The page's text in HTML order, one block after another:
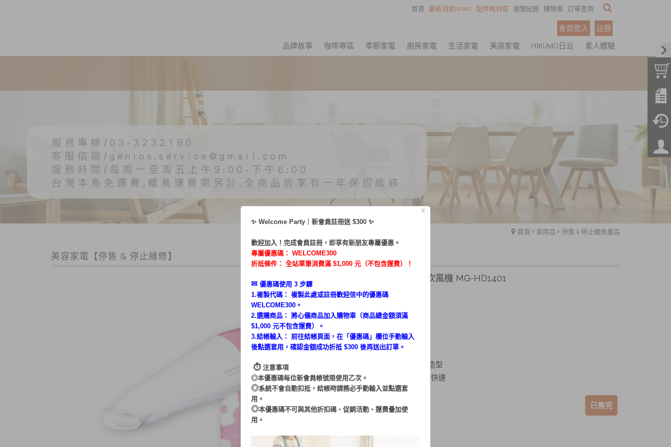
首頁 最新消息NEWS 配件耗材區 瀏覽紀錄 購物車 訂單查詢
會員登入
註冊
品牌故事
咖啡專區 季節家電 廚房家電 生活家電 美容家電 HIKUMO日云 素人體驗
首頁 家用品 停售 & 停止維修產品
美容家電【停售 & 停止維修】
負離子護髮保濕快乾吹風機 MG-HD1401
售價 $1,480
特惠價$ 1,480
登入後更便宜
Hair Care 護髮定溫不過熱
瞬間冷風裝置，作出完美造型
Turbo大風量，吹乾頭髮更快速
已售完
X
✨ Welcome Party｜新會員註冊送 $300 ✨
歡迎加入！完成會員註冊，即享有新朋友專屬優惠。
專屬優惠碼： WELCOME300
折抵條件： 全站單筆消費滿 $1,000 元（不包含運費）！
✉︎ 優惠碼使用 3 步驟
1.複製代碼： 複製此處或註冊歡迎信中的優惠碼
WELCOME300。
2.選購商品： 將心儀商品加入購物車（商品總金額須滿
$1,000 元不包含運費）。
3.結帳輸入： 前往結帳頁面，在「 優惠碼 」欄位手動輸入
後點選套用，確認金額成功折抵 $300 後再送出訂單。
⏱︎ 注意事項
◎本優惠碼每位新會員帳號限使用乙次。
◎系統不會自動扣抵，結帳時請務必手動輸入並點選套
用。
◎本優惠碼不可與其他折扣碼、促銷活動、運費疊加使
用。